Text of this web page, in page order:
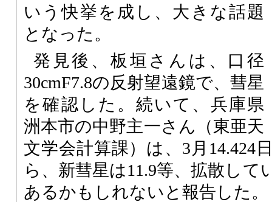
いう快挙を成し、大きな話題
となった。
発見後、板垣さんは、口径
30cmF7.8の反射望遠鏡で、彗星
を確認した。続いて、兵庫県
洲本市の中野主一さん（東亜天
文学会計算課）は、3月14.424
ら、新彗星は11.9等、拡散して
あるかもしれないと報告した。